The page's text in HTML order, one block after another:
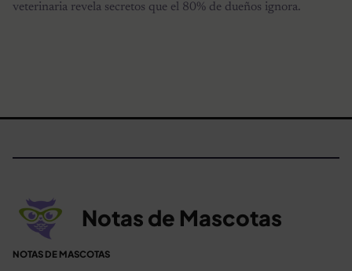
veterinaria revela secretos que el 80% de dueños ignora.
Notas de Mascotas
NOTAS DE MASCOTAS